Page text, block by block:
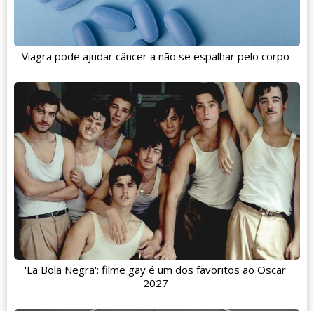
Viagra pode ajudar câncer a não se espalhar pelo corpo
'La Bola Negra': filme gay é um dos favoritos ao Oscar
2027